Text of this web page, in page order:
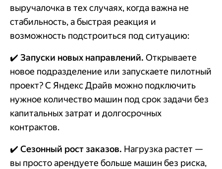
выручалочка в тех случаях, когда важна не
стабильность, а быстрая реакция и
возможность подстроиться под ситуацию:
✔️ Запуски новых направлений. Открываете
новое подразделение или запускаете пилотный
проект? С Яндекс Драйв можно подключить
нужное количество машин под срок задачи без
капитальных затрат и долгосрочных
контрактов.
✔️ Сезонный рост заказов. Нагрузка растет —
вы просто арендуете больше машин без риска,